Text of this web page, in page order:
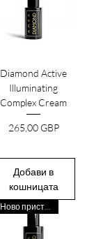
Diamond Active
Illuminating
Complex Cream
Цена
265,00 GBP
Добави в
кошницата
Ново пристигане